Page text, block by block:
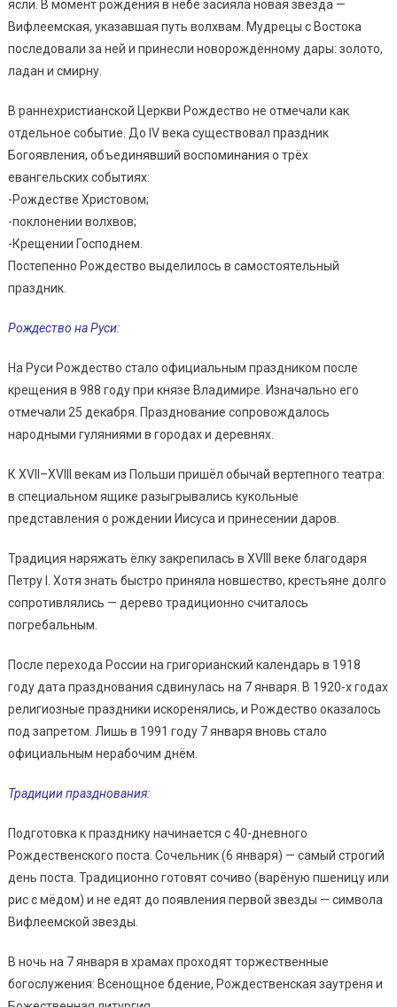
ясли. В момент рождения в небе засияла новая звезда —
Вифлеемская, указавшая путь волхвам. Мудрецы с Востока
последовали за ней и принесли новорождённому дары: золото,
ладан и смирну.
В раннехристианской Церкви Рождество не отмечали как
отдельное событие. До IV века существовал праздник
Богоявления, объединявший воспоминания о трёх
евангельских событиях:
-Рождестве Христовом;
-поклонении волхвов;
-Крещении Господнем.
Постепенно Рождество выделилось в самостоятельный
праздник.
Рождество на Руси:
На Руси Рождество стало официальным праздником после
крещения в 988 году при князе Владимире. Изначально его
отмечали 25 декабря. Празднование сопровождалось
народными гуляниями в городах и деревнях.
К XVII–XVIII векам из Польши пришёл обычай вертепного театра:
в специальном ящике разыгрывались кукольные
представления о рождении Иисуса и принесении даров.
Традиция наряжать ёлку закрепилась в XVIII веке благодаря
Петру I. Хотя знать быстро приняла новшество, крестьяне долго
сопротивлялись — дерево традиционно считалось
погребальным.
После перехода России на григорианский календарь в 1918
году дата празднования сдвинулась на 7 января. В 1920-х годах
религиозные праздники искоренялись, и Рождество оказалось
под запретом. Лишь в 1991 году 7 января вновь стало
официальным нерабочим днём.
Традиции празднования:
Подготовка к празднику начинается с 40-дневного
Рождественского поста. Сочельник (6 января) — самый строгий
день поста. Традиционно готовят сочиво (варёную пшеницу или
рис с мёдом) и не едят до появления первой звезды — символа
Вифлеемской звезды.
В ночь на 7 января в храмах проходят торжественные
богослужения: Всенощное бдение, Рождественская заутреня и